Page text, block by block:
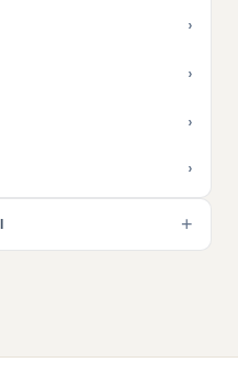
›
›
›
›
+